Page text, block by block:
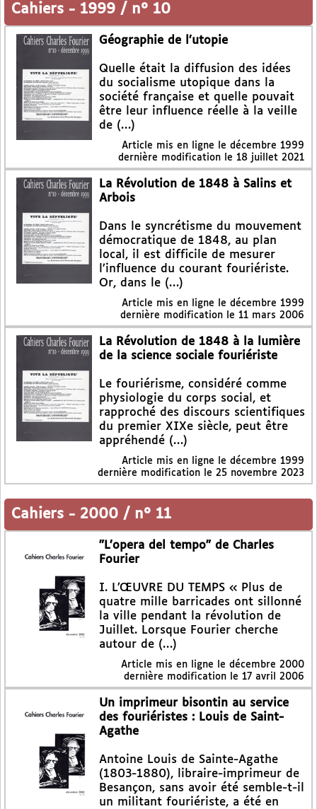
Cahiers - 1999 / n° 10
Géographie de l’utopie
Quelle était la diffusion des idées
du socialisme utopique dans la
société française et quelle pouvait
être leur influence réelle à la veille
de (…)
Article mis en ligne le décembre 1999
dernière modification le 18 juillet 2021
La Révolution de 1848 à Salins et
Arbois
Dans le syncrétisme du mouvement
démocratique de 1848, au plan
local, il est difficile de mesurer
l’influence du courant fouriériste.
Or, dans le (…)
Article mis en ligne le décembre 1999
dernière modification le 11 mars 2006
La Révolution de 1848 à la lumière
de la science sociale fouriériste
Le fouriérisme, considéré comme
physiologie du corps social, et
rapproché des discours scientifiques
du premier XIXe siècle, peut être
appréhendé (…)
Article mis en ligne le décembre 1999
dernière modification le 25 novembre 2023
Cahiers - 2000 / n° 11
"L’opera del tempo" de Charles
Fourier
I. L’ŒUVRE DU TEMPS « Plus de
quatre mille barricades ont sillonné
la ville pendant la révolution de
Juillet. Lorsque Fourier cherche
autour de (…)
Article mis en ligne le décembre 2000
dernière modification le 17 avril 2006
Un imprimeur bisontin au service
des fouriéristes : Louis de Saint-
Agathe
Antoine Louis de Sainte-Agathe
(1803-1880), libraire-imprimeur de
Besançon, sans avoir été semble-t-il
un militant fouriériste, a été en